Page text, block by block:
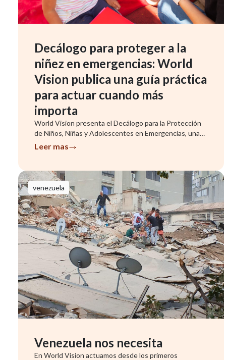
Decálogo para proteger a la
niñez en emergencias: World
Vision publica una guía práctica
para actuar cuando más
importa
World Vision presenta el Decálogo para la Protección
de Niños, Niñas y Adolescentes en Emergencias, una
herramienta que ...
Leer mas
venezuela
Venezuela nos necesita
En World Vision actuamos desde los primeros